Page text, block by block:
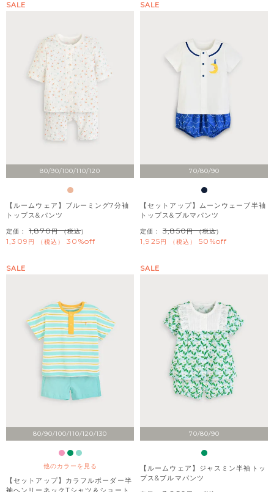
80/90/100/110/120
SALE
【ルームウェア】ブルーミング7分袖
トップス&パンツ
定価： 1,870 （税込）
1,309 税込 30%off
70/80/90
SALE
【セットアップ】ムーンウェーブ半袖
トップス&ブルマパンツ
定価： 3,850 （税込）
1,925 税込 50%off
80/90/100/110/120/130
他のカラーを見る
SALE
【セットアップ】カラフルボーダー半
袖ヘンリーネックTシャツ＆ショート
70/80/90
SALE
【ルームウェア】ジャスミン半袖トッ
プス&ブルマパンツ